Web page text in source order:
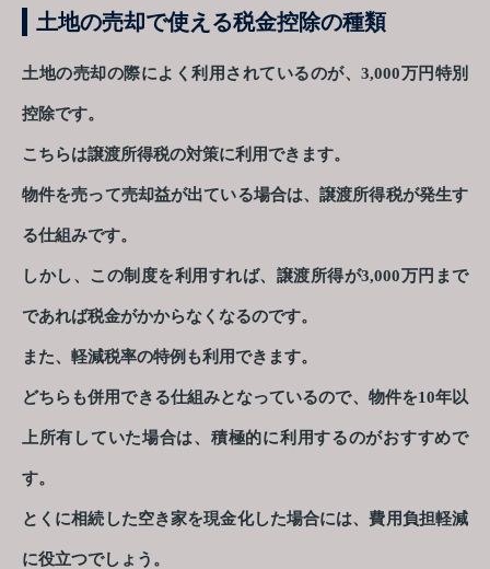
土地の売却で使える税金控除の種類
土地の売却の際によく利用されているのが、3,000万円特別
控除です。
こちらは譲渡所得税の対策に利用できます。
物件を売って売却益が出ている場合は、譲渡所得税が発生す
る仕組みです。
しかし、この制度を利用すれば、譲渡所得が3,000万円まで
であれば税金がかからなくなるのです。
また、軽減税率の特例も利用できます。
どちらも併用できる仕組みとなっているので、物件を10年以
上所有していた場合は、積極的に利用するのがおすすめで
す。
とくに相続した空き家を現金化した場合には、費用負担軽減
に役立つでしょう。